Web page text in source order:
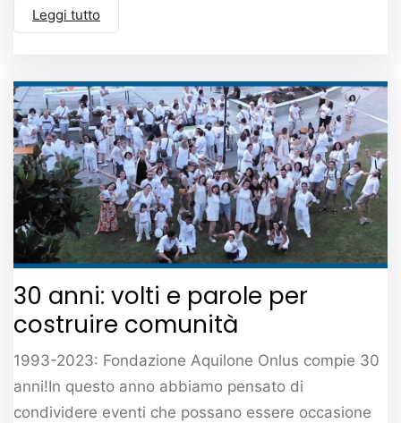
Leggi tutto
30 anni: volti e parole per
costruire comunità
1993-2023: Fondazione Aquilone Onlus compie 30
anni!In questo anno abbiamo pensato di
condividere eventi che possano essere occasione